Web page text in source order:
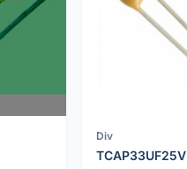
Div
TCAP33UF25V